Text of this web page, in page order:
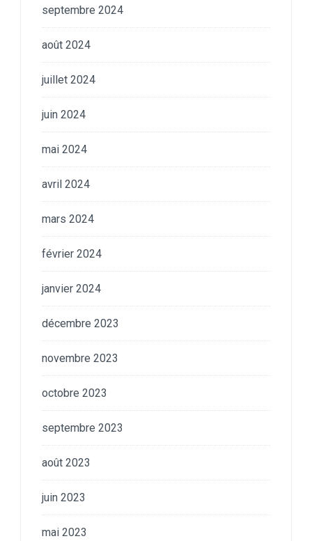
septembre 2024
août 2024
juillet 2024
juin 2024
mai 2024
avril 2024
mars 2024
février 2024
janvier 2024
décembre 2023
novembre 2023
octobre 2023
septembre 2023
août 2023
juin 2023
mai 2023